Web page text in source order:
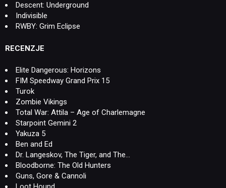
Descent: Underground
Indivisible
RWBY: Grim Eclipse
RECENZJE
Elite Dangerous: Horizons
FIM Speedway Grand Prix 15
Turok
Zombie Vikings
Total War: Attila – Age of Charlemagne
Starpoint Gemini 2
Yakuza 5
Ben and Ed
Dr. Langeskov, The Tiger, and The…
Bloodborne: The Old Hunters
Guns, Gore & Cannoli